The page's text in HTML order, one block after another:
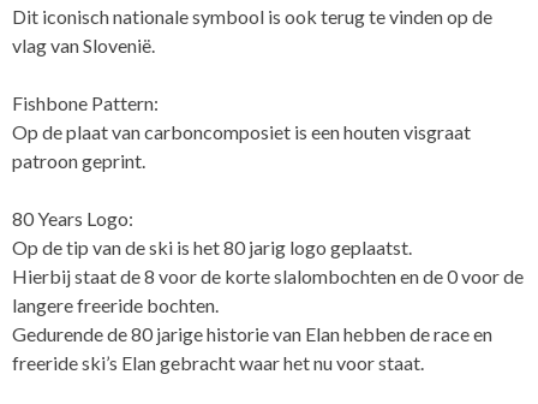
Dit iconisch nationale symbool is ook terug te vinden op de
vlag van Slovenië.
Fishbone Pattern:
Op de plaat van carboncomposiet is een houten visgraat
patroon geprint.
80 Years Logo:
Op de tip van de ski is het 80 jarig logo geplaatst.
Hierbij staat de 8 voor de korte slalombochten en de 0 voor de
langere freeride bochten.
Gedurende de 80 jarige historie van Elan hebben de race en
freeride ski’s Elan gebracht waar het nu voor staat.